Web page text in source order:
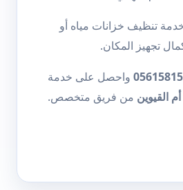
تنظيف خزانات مياه أو
تجهيز المكان.
واحصل على خدمة
القيوين من فريق متخصص.